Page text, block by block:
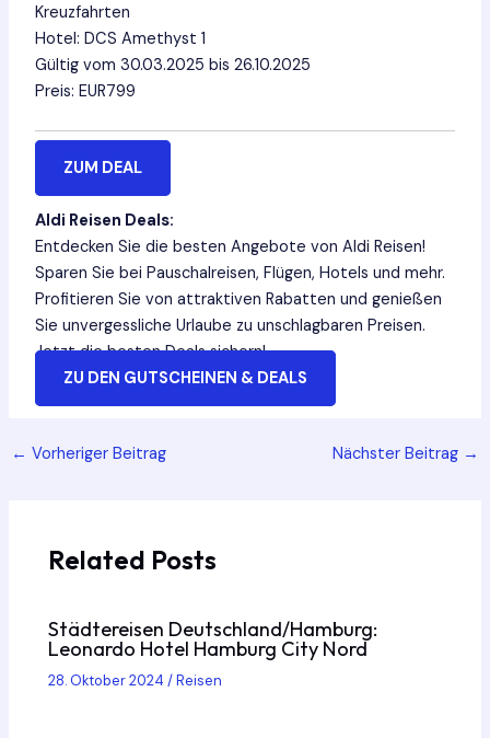
Kreuzfahrten
Hotel: DCS Amethyst 1
Gültig vom 30.03.2025 bis 26.10.2025
Preis: EUR799
ZUM DEAL
Aldi Reisen Deals:
Entdecken Sie die besten Angebote von Aldi Reisen!
Sparen Sie bei Pauschalreisen, Flügen, Hotels und mehr.
Profitieren Sie von attraktiven Rabatten und genießen
Sie unvergessliche Urlaube zu unschlagbaren Preisen.
Jetzt die besten Deals sichern!
ZU DEN GUTSCHEINEN & DEALS
Post
← Vorheriger Beitrag Nächster Beitrag →
Related Posts
Städtereisen Deutschland/Hamburg:
Leonardo Hotel Hamburg City Nord
28. Oktober 2024/Reisen